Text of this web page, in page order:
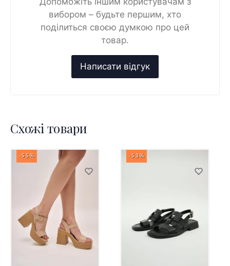
вибором – будьте першим, хто
поділиться своєю думкою про цей
товар.
Схожі товари
-55% -53%